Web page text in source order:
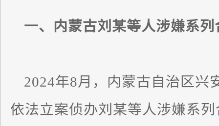
一、内蒙古刘某等人涉嫌系
2024年8月，内蒙古自治区兴
依法立案侦办刘某等人涉嫌系